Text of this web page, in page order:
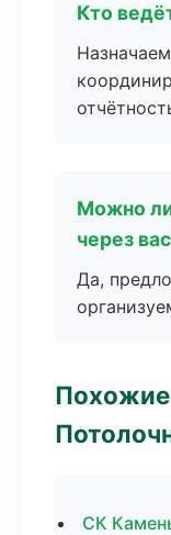
Кто
Можно
через
Да,
СК